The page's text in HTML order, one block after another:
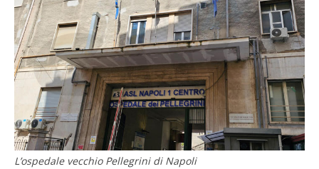
L’ospedale vecchio Pellegrini di Napoli